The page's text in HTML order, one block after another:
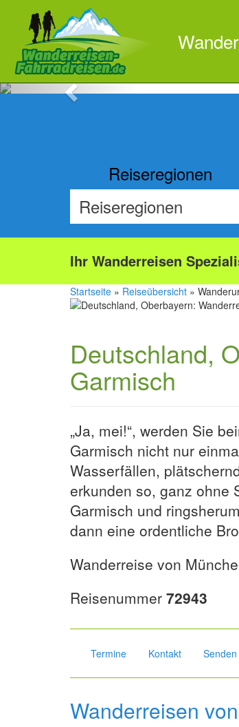
Previous
Reiseregionen
Ihr Wanderreisen
Startseite » Reiseübersicht »
Deutschland,
Garmisch
„Ja, mei!“, werden Sie
Garmisch nicht nur
Wasserfällen,
erkunden so, ganz ohne
Garmisch und
dann eine ordentliche
Wanderreise von
Reisenummer 72943
Termine Kontakt Senden
Wanderreisen